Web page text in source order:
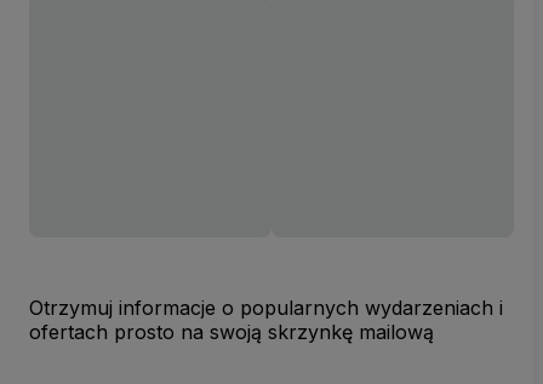
Otrzymuj informacje o popularnych wydarzeniach i
ofertach prosto na swoją skrzynkę mailową